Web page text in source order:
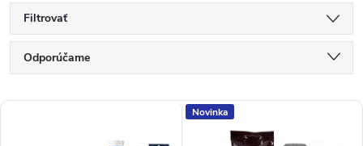
Filtrovať
ROdporúčame
Novinka